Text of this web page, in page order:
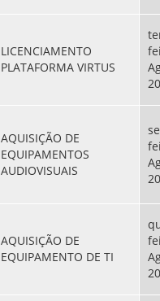
LICENCIAMENTO
PLATAFORMA VIRTUS
AQUISIÇÃO DE
EQUIPAMENTOS
AUDIOVISUAIS
AQUISIÇÃO DE
EQUIPAMENTO DE TI